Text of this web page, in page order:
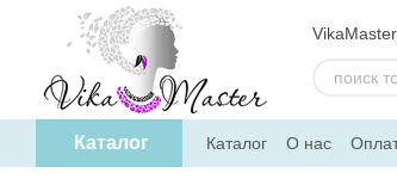
Перейти к основному контенту
Каталог Каталог О нас
Политика